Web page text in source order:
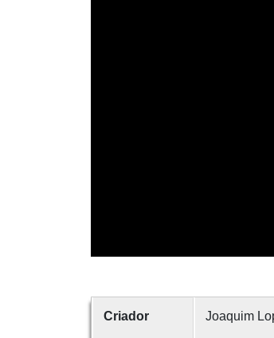
Criador Joaquim